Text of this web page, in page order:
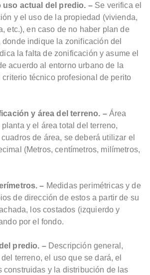
uso actual del predio. –Se verifica el
y el uso de la propiedad (vivienda,
etc.), en caso de no haber plan de
indique la zonificación del
la falta de zonificación y asume el
acuerdo al entorno urbano de la
técnico profesional de perito
y área del terreno. –Área
y el área total del terreno,
de área, se deberá utilizar el
(Metros, centímetros, milímetros,
– Medidas perimétricas y de
de dirección de estos a partir de su
los costados (izquierdo y
por el fondo.
predio. –Descripción general,
terreno, el uso que se dará, el
construidas y la distribución de las